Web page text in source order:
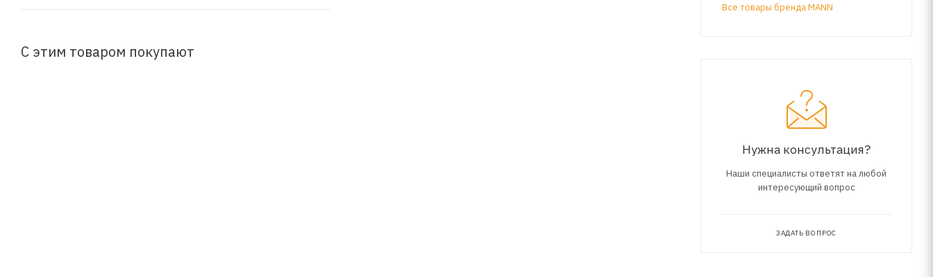
С этим товаром покупают
Все товары бренда MANN
Нужна консультация?
Наши специалисты ответят на любой
интересующий вопрос
ЗАДАТЬ ВОПРОС